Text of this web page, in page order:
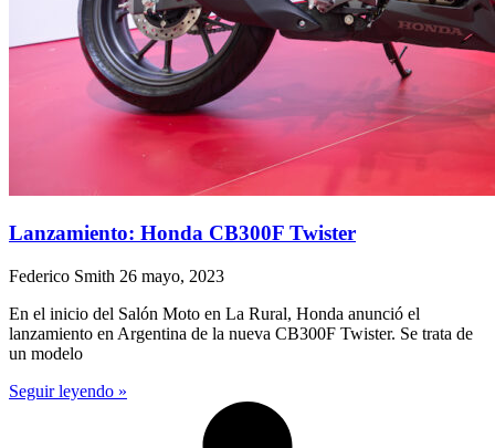
Lanzamiento: Honda CB300F Twister
Federico Smith 26 mayo, 2023
En el inicio del Salón Moto en La Rural, Honda anunció el
lanzamiento en Argentina de la nueva CB300F Twister. Se trata de
un modelo
Seguir leyendo »